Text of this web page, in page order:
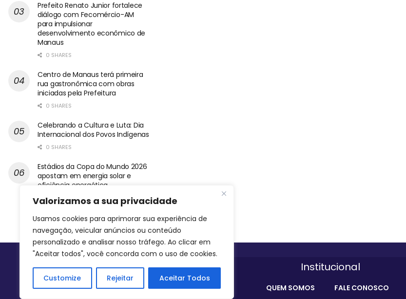
Valorizamos a sua privacidade
Usamos cookies para aprimorar sua experiência de
navegação, veicular anúncios ou conteúdo
personalizado e analisar nosso tráfego. Ao clicar em
"Aceitar todos", você concorda com o uso de cookies.
Customize Rejeitar Aceitar Todos
Prefeito Renato Junior fortalece
diálogo com Fecomércio-AM
para impulsionar
desenvolvimento econômico de
Manaus
0 SHARES
Centro de Manaus terá primeira
rua gastronômica com obras
iniciadas pela Prefeitura
0 SHARES
Celebrando a Cultura e Luta: Dia
Internacional dos Povos Indígenas
0 SHARES
Estádios da Copa do Mundo 2026
apostam em energia solar e
eficiência energética
0 SHARES
Siga-nos Institucional
QUEM SOMOS FALE CONOSCO